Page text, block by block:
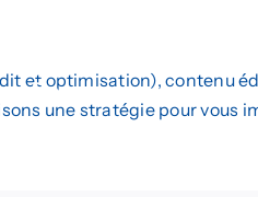
Devis
et optimisation), contenu
une stratégie pour vous